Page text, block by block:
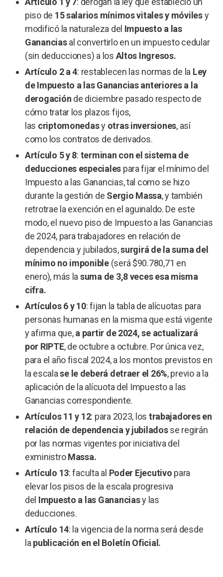
piso de 15 salarios mínimos vitales y móvilesy
modificó la naturaleza del Impuesto a las
Gananciasal convertirlo en un impuesto cedular
(sin deducciones) a los Altos Ingresos.
Artículo 2 a 4: restablecen las normas de la Ley
de Impuesto a las Ganancias anteriores a la
derogación de diciembre pasado respecto de
cómo tratar los plazos fijos,
las criptomonedasy otras inversiones, así
como los contratos de derivados.
Artículo 5 y 8: terminan con el sistema de
deducciones especiales para fijar el mínimo del
Impuesto a las Ganancias, tal como se hizo
durante la gestión de Sergio Massa, y también
retrotrae la exención en el aguinaldo. De este
modo, el nuevo piso de Impuesto a las Ganancias
de 2024, para trabajadores en relación de
dependencia y jubilados,surgirá de la suma del
mínimo no imponible(será $90.780,71 en
enero), más la suma de 3,8 veces esa misma
cifra.
Artículos 6 y 10: fijan la tabla de alícuotas para
personas humanas en la misma que está vigente
y afirma que,a partir de 2024, se actualizará
por RIPTE, de octubre a octubre. Por única vez,
para el año fiscal 2024, a los montos previstos en
la escalase le deberá detraer el 26%, previo a la
aplicación de la alícuota del Impuesto a las
Ganancias correspondiente.
Artículos 11 y 12: para 2023, los trabajadores en
relación de dependencia y jubiladosse regirán
por las normas vigentes por iniciativa del
exministroMassa.
Artículo 13: faculta al Poder Ejecutivo para
elevar los pisos de la escala progresiva
del Impuesto a las Gananciasy las
deducciones.
Artículo 14: la vigencia de la norma será desde
la publicación en el Boletín Oficial.